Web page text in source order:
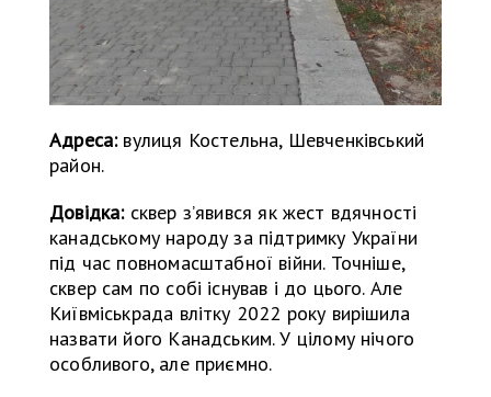
Адреса:вулиця Костельна, Шевченківський
район.
Довідка: сквер з’явився як жест вдячності
канадському народу за підтримку України
під час повномасштабної війни. Точніше,
сквер сам по собі існував і до цього. Але
Київміськрада влітку 2022 року вирішила
назвати його Канадським. У цілому нічого
особливого, але приємно.